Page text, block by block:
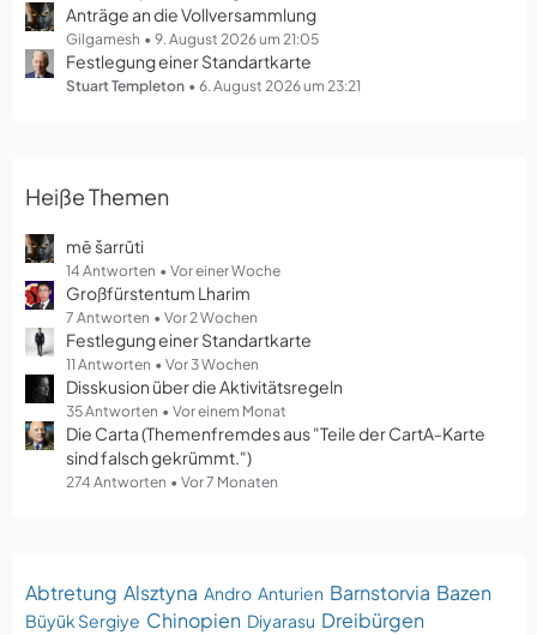
e
Anträge an die Vollversammlung
Gilgamesh 9. August 2026 um 21:05
Festlegung einer Standartkarte
Stuart Templeton 6. August 2026 um 23:21
Heiße Themen
mē šarrūti
14 Antworten Vor einer Woche
Großfürstentum Lharim
7 Antworten Vor 2 Wochen
Festlegung einer Standartkarte
11 Antworten Vor 3 Wochen
Disskusion über die Aktivitätsregeln
35 Antworten Vor einem Monat
Die Carta (Themenfremdes aus "Teile der CartA-Karte
sind falsch gekrümmt.")
274 Antworten Vor 7 Monaten
Abtretung Alsztyna Andro Anturien Barnstorvia Bazen
Büyük Sergiye Chinopien Diyarasu Dreibürgen